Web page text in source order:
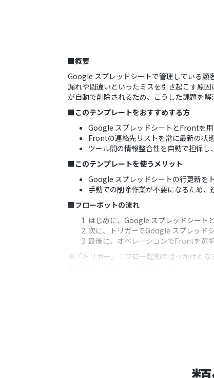
■概要
Google スプレッドシートで管理している
漏れや間違いといったミスを引き起こす原
が自動で削除されるため、こうした課題を解
■このテンプレートをおすすめする方
Google スプレッドシートとFrontを
Frontの連絡先リストを常に最新の状
ツール間の情報整合性を自動で担保
■このテンプレートを使うメリット
Google スプレッドシートの行更新を
手動での削除作業が不要になるため
■フローボットの流れ
はじめに、Google スプレッドシート
次に、トリガーでGoogle スプレッド
最後に、オペレーションでFrontを選
※「トリガー」：フロー起動のきっかけと